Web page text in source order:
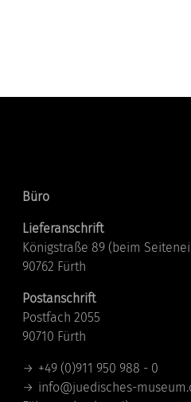
Büro
Lieferanschrift
Königstraße 89 (beim
90762 Fürth
Postanschrift
Postfach 2055
90710 Fürth
+49 (0)911 950 988 - 0
info@juedisches-